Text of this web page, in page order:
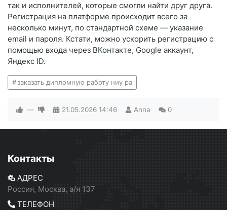
так и исполнителей, которые смогли найти друг друга.
Регистрация на платформе происходит всего за
несколько минут, по стандартной схеме — указание
email и пароля. Кстати, можно ускорить регистрацию с
помощью входа через ВКонтакте, Google аккаунт,
Яндекс ID.
заказать дипломную работу ниу ра
— 21.05.2026 14:46 Anna 0
Контакты
АДРЕС
Россия, Москва, а/я 137
ТЕЛЕФОН